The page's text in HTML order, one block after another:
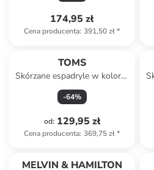
174,95 zł
Cena producenta: 391,50 zł*
TOMS
Skórzane espadryle w kolorze
szarym
-64%
od: 129,95 zł
Cena producenta: 369,75 zł*
MELVIN & HAMILTON